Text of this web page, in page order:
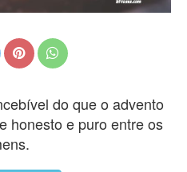
do que o advento
honesto e puro entre os